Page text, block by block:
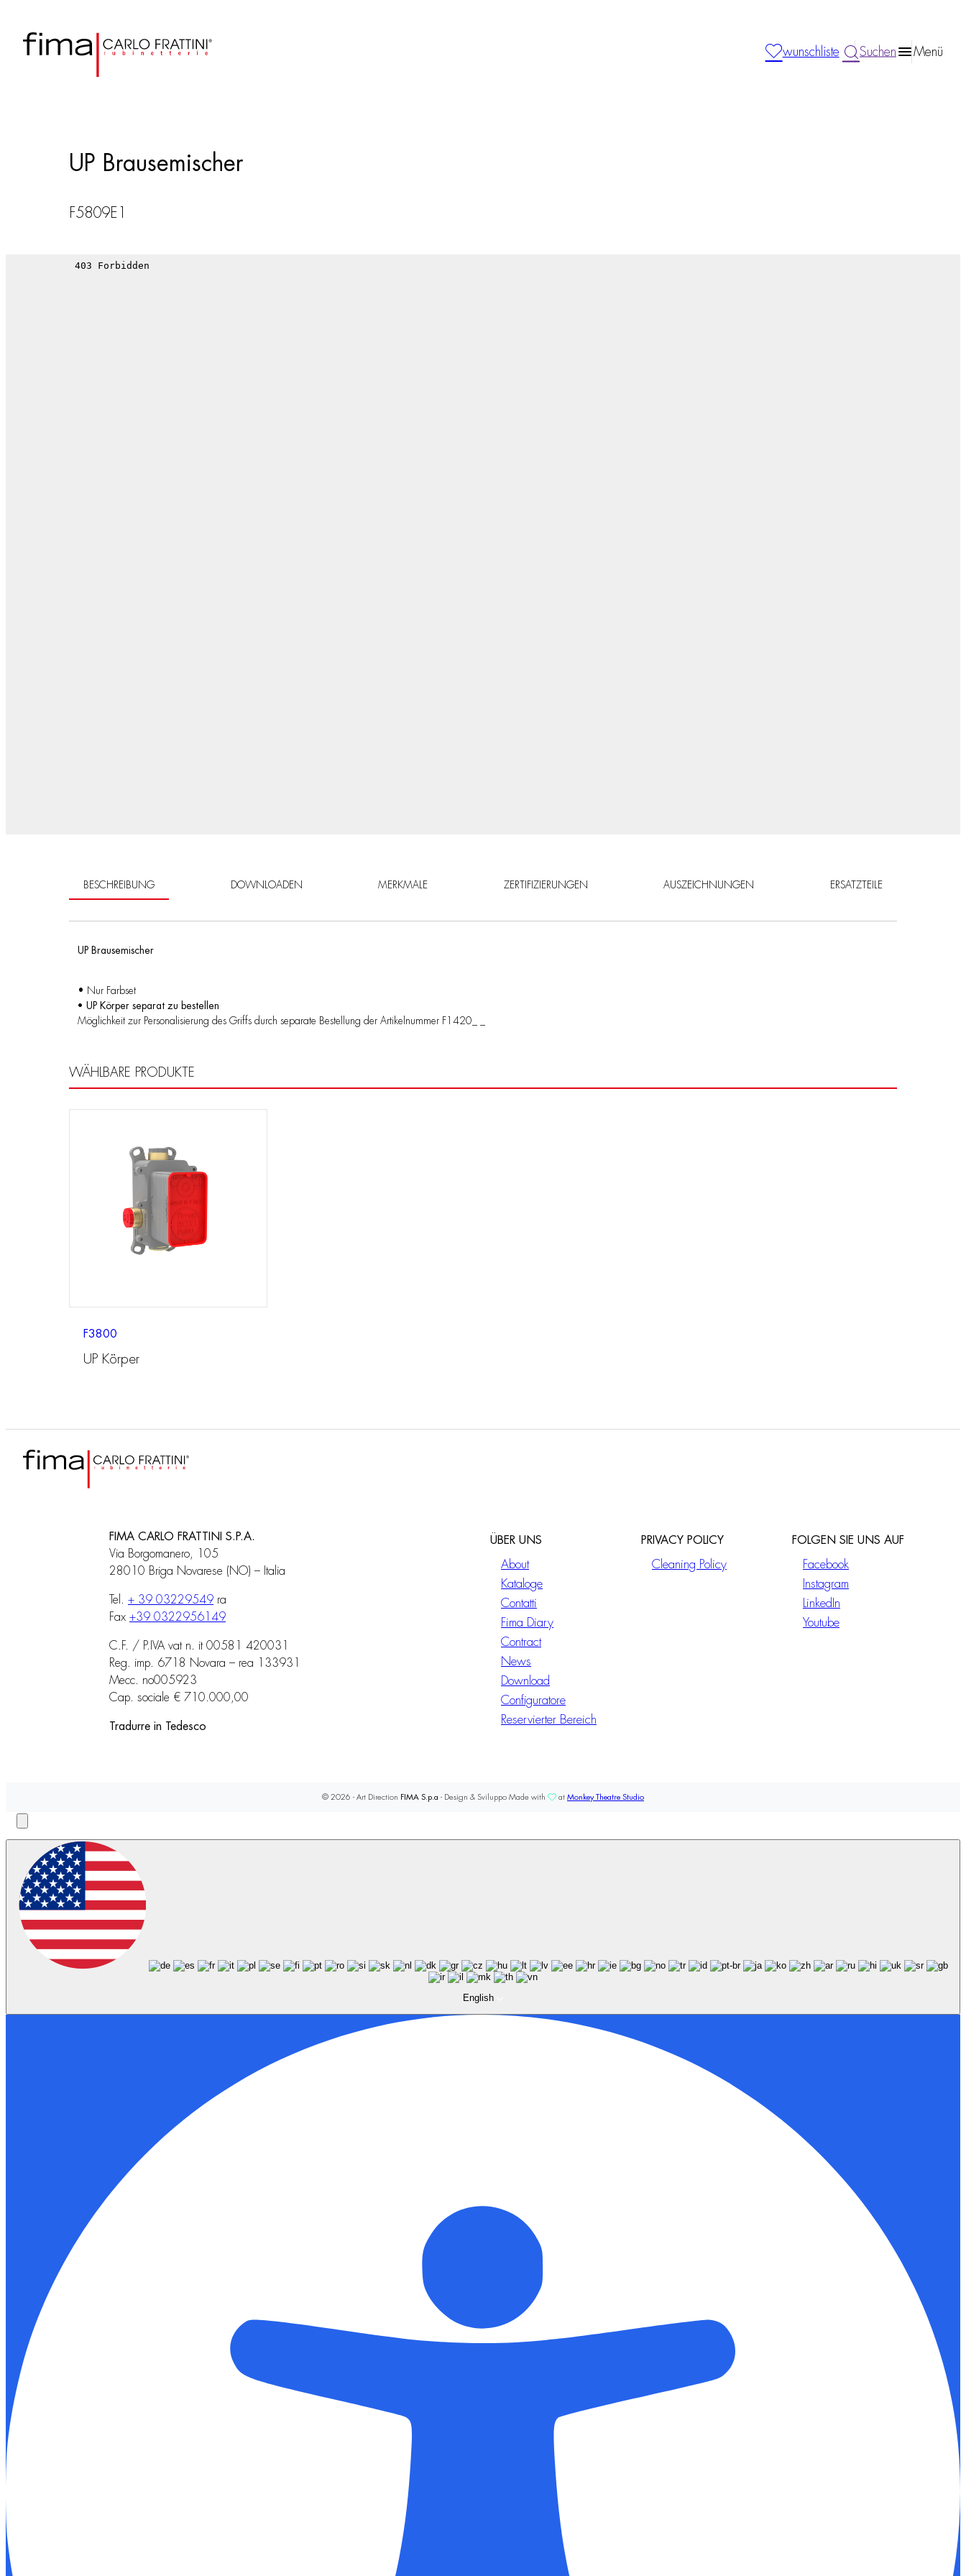
wunschliste Suchen Menü
UP Brausemischer
F5809E1
BESCHREIBUNG DOWNLOADEN MERKMALE ZERTIFIZIERUNGEN AUSZEICHNUNGEN ERSATZTEILE
UP Brausemischer
• Nur Farbset
• UP Körper separat zu bestellen
Möglichkeit zur Personalisierung des Griffs durch separate Bestellung der Artikelnummer F1420_ _
WÄHLBARE PRODUKTE
F3800
UP Körper
FIMA CARLO FRATTINI S.P.A.
Via Borgomanero, 105
28010 Briga Novarese (NO) – Italia
Tel. + 39 03229549 ra
Fax +39 0322956149
C.F. / P.IVA vat n. it 00581 420031
Reg. imp. 6718 Novara – rea 133931
Mecc. no005923
Cap. sociale € 710.000,00
Tradurre in Tedesco
ÜBER UNS
About
Kataloge
Contatti
Fima Diary
Contract
News
Download
Configuratore
Reservierter Bereich
PRIVACY POLICY
Cleaning Policy
FOLGEN SIE UNS AUF
Facebook
Instagram
LinkedIn
Youtube
© 2026 - Art Direction FIMA S.p.a - Design & Sviluppo Made with at Monkey Theatre Studio
English